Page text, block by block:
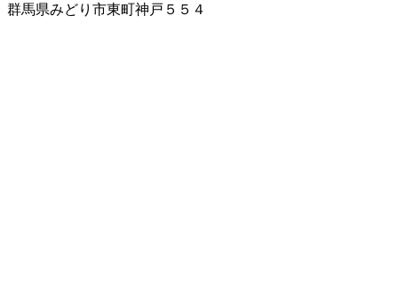
群馬県みどり市東町神戸５５４